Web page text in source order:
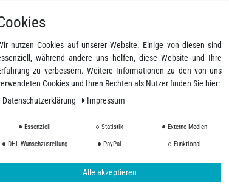
Widerrufsrecht
Widerrufsformular
Impressum
und einer großen Auswahl an Fasern, Geweben,
Ansprüche, unser Team begleitet Sie von der Planung
nutzen Cookies auf unserer Website. Einige von diesen sind
während andere uns helfen, diese Website und Ihre
zu verbessern. Weitere Informationen zu den von uns
Cookies und Ihren Rechten als Nutzer finden Sie hier:
Daten­schutz­erklärung
Impressum
Essenziell Statistik Externe Medien
DHL Wunschzustellung PayPal Funktional
Alle akzeptieren